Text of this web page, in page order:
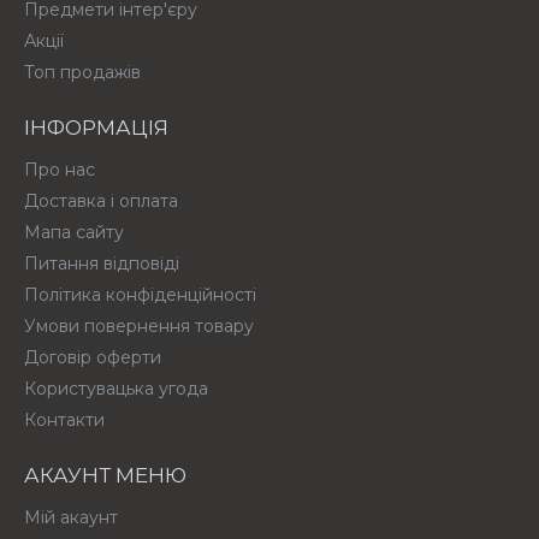
Предмети інтер'єру
Акції
Топ продажів
ІНФОРМАЦІЯ
Про нас
Доставка і оплата
Мапа сайту
Питання відповіді
Політика конфіденційності
Умови повернення товару
Договір оферти
Користувацька угода
Контакти
АКАУНТ МЕНЮ
Мій акаунт